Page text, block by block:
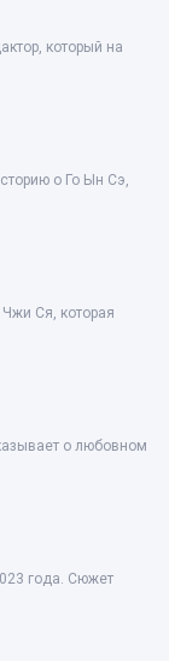
который на
о Го Ын Сэ,
Ся, которая
о любовном
года. Сюжет